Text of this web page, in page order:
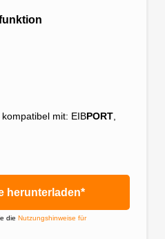
mit: EIBPORT,
herunterladen*
die Nutzungshinweise für